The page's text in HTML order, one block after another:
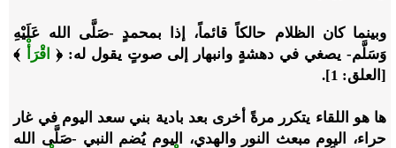
وبينما كان الظلام حالكاً قائماً، إذا بمحمدٍ -صَلَّى الله عَلَيْهِ
وَسَلَّم- يصغي في دهشةٍ وانبهار إلى صوتٍ يقول له: ﴿ اقْرَأْ ﴾
[العلق: 1].
ها هو اللقاء يتكرر مرةً أخرى بعد بادية بني سعد اليوم في غار
حراء، اليوم مبعث النور والهدي، اليوم يُضم النبي -صَلَّى الله